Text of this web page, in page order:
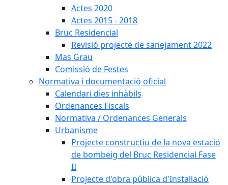
Actes 2020
Actes 2015 - 2018
Bruc Residencial
Revisió projecte de sanejament 2022
Mas Grau
Comissió de Festes
Normativa i documentació oficial
Calendari dies inhàbils
Ordenances Fiscals
Normativa / Ordenances Generals
Urbanisme
Projecte constructiu de la nova estació
de bombeig del Bruc Residencial Fase
II
Projecte d'obra pública d'Instal·lació